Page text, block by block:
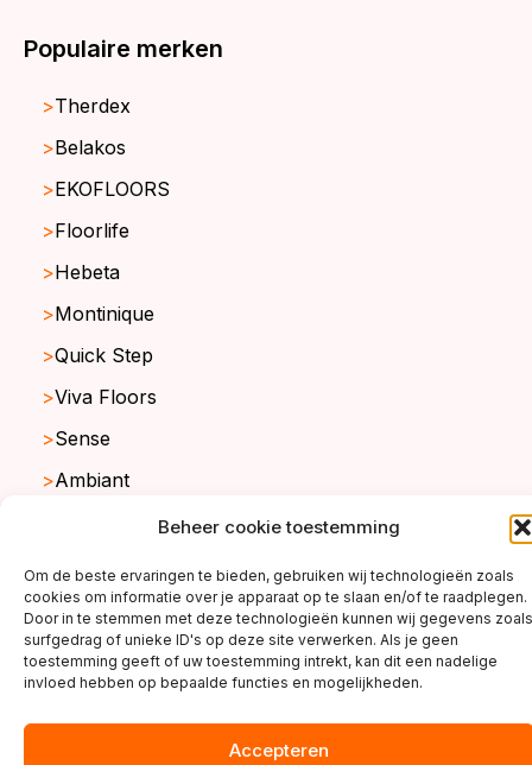
Beheer cookie toestemming
Om de beste ervaringen te bieden, gebruiken wij technologieën zoals
cookies om informatie over je apparaat op te slaan en/of te raadplegen.
Door in te stemmen met deze technologieën kunnen wij gegevens zoals
surfgedrag of unieke ID's op deze site verwerken. Als je geen
toestemming geeft of uw toestemming intrekt, kan dit een nadelige
invloed hebben op bepaalde functies en mogelijkheden.
Accepteren
Populaire merken
Therdex
Belakos
EKOFLOORS
Floorlife
Hebeta
Montinique
Quick Step
Viva Floors
Sense
Ambiant
copyright ©2026